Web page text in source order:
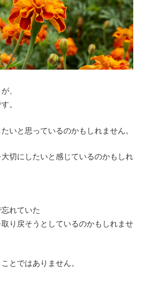
、
。
いと思っているのかもしれません。
切にしたいと感じているのかもしれ
れていた
取り戻そうとしているのかもしれませ
とではありません。